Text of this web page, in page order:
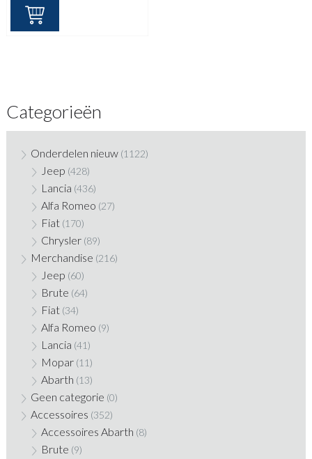
Categorieën
Onderdelen nieuw (1122)
Jeep (428)
Lancia (436)
Alfa Romeo (27)
Fiat (170)
Chrysler (89)
Merchandise (216)
Jeep (60)
Brute (64)
Fiat (34)
Alfa Romeo (9)
Lancia (41)
Mopar (11)
Abarth (13)
Geen categorie (0)
Accessoires (352)
Accessoires Abarth (8)
Brute (9)